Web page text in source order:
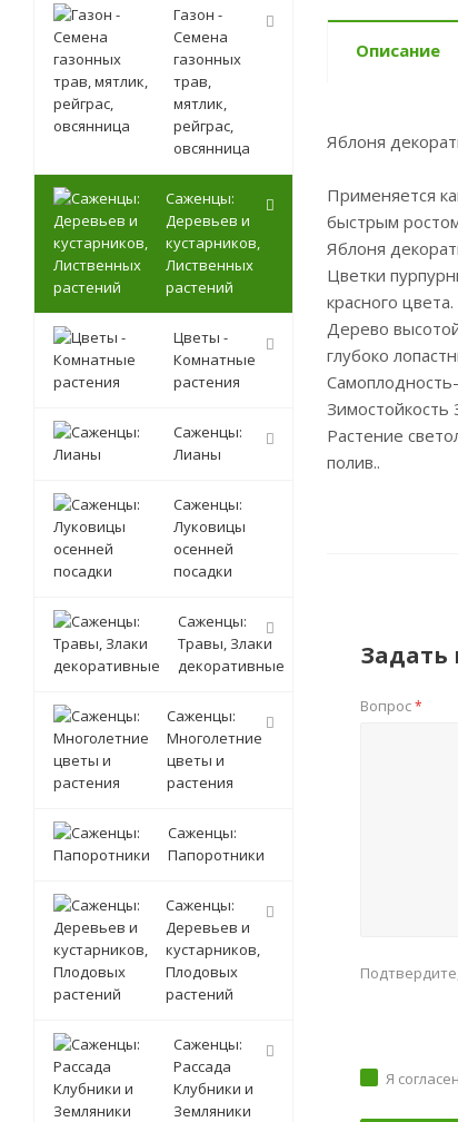
Описание
Яблоня
Применяется
быстрым
Яблоня
Цветки
красного
Дерево
глубоко
Растение
полив..
Задать
Вопрос*
Я
Газон -
Семена
газонных
трав,
мятлик,
рейграс,
овсянница
Саженцы:
Деревьев и
кустарников,
Лиственных
растений
Цветы -
Комнатные
растения
Саженцы:
Лианы
Саженцы:
Луковицы
осенней
посадки
Саженцы:
Травы, Злаки
декоративные
Саженцы:
Многолетние
цветы и
растения
Саженцы:
Папоротники
Саженцы:
Деревьев и
кустарников,
Плодовых
растений
Саженцы:
Рассада
Клубники и
Земляники